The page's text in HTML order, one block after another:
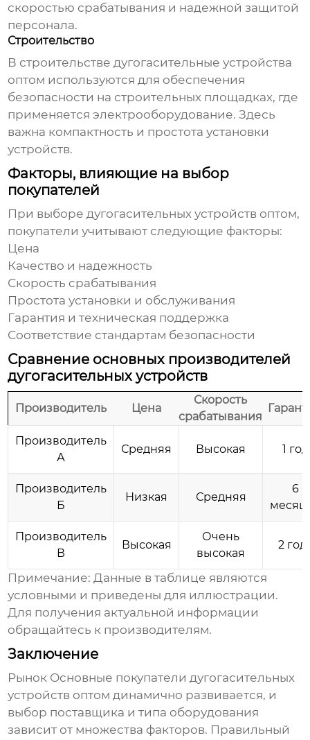
скоростью срабатывания и надежной защитой
персонала.
Строительство
В строительстведугогасительные устройства
оптом используются для обеспечения
безопасности на строительных площадках, где
применяется электрооборудование. Здесь
важна компактность и простота установки
устройств.
Факторы, влияющие на выбор
покупателей
При выборедугогасительных устройств оптом,
покупатели учитывают следующие факторы:
Цена
Качество и надежность
Скорость срабатывания
Простота установки и обслуживания
Гарантия и техническая поддержка
Соответствие стандартам безопасности
Сравнение основных производителей
дугогасительных устройств
Производитель Цена
Скорость
срабатывания
Производитель
А
Средняя Высокая 1 год
Производитель
Б
Низкая Средняя
6
Производитель
В
Высокая
Очень
высокая
2
Примечание: Данные в таблице являются
условными и приведены для иллюстрации.
Для получения актуальной информации
обращайтесь к производителям.
Заключение
Рынок Основные покупатели дугогасительных
устройств оптом динамично развивается, и
выбор поставщика и типа оборудования
зависит от множества факторов. Правильный